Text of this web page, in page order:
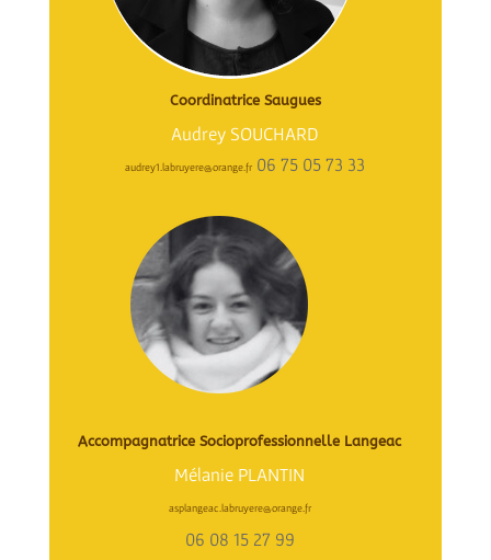
Coordinatrice Saugues
Audrey SOUCHARD
audrey1.labruyere@orange.fr 06 75 05 73 33
Accompagnatrice Socioprofessionnelle Langeac
Mélanie PLANTIN
asplangeac.labruyere@orange.fr
06 08 15 27 99